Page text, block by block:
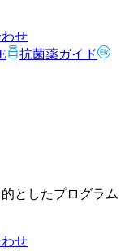
せ
抗菌薬ガイド
としたプログラム
せ